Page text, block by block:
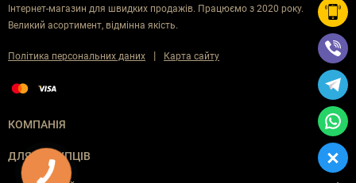
Інтернет-магазин для швидких продажів. Працюємо з 2020 року.
Великий асортимент, відмінна якість.
Політика персональних даних | Карта сайту
КОМПАНІЯ
ДЛЯ ПОКУПЦІВ